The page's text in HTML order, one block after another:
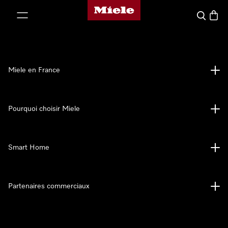
Page d'accueil Miele
Search
Miele en France
Pourquoi choisir Miele
Smart Home
Partenaires commerciaux